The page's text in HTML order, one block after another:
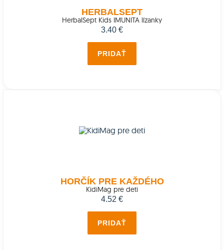
HERBALSEPT
HerbalSept Kids IMUNITA lízanky
3.40 €
PRIDAŤ
HORČÍK PRE KAŽDÉHO
KidiMag pre deti
4.52 €
PRIDAŤ